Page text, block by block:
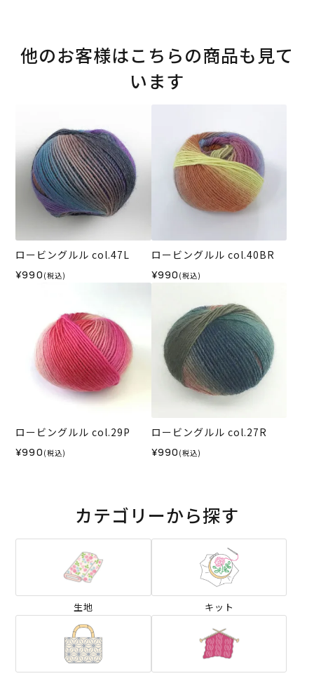
他のお客様はこちらの商品も見て
います
ロービングルル col.47L
¥990 (税込)
ロービングルル col.40BR
¥990 (税込)
ロービングルル col.29P
¥990 (税込)
ロービングルル col.27R
¥990 (税込)
カテゴリーから探す
生地 キット